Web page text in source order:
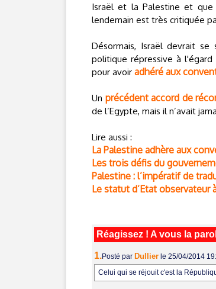
Israël et la Palestine et que
lendemain est très critiquée
Désormais, Israël devrait
politique répressive à l'égard
pour avoir adhéré aux
Un précédent accord de
de l’Egypte, mais il n’avait
Lire aussi :
La Palestine adhère aux
Les trois défis du
Palestine : l’impératif de
Le statut d’Etat observateur
Réagissez ! A vous la
1.Posté par Dullier le 25/04/2014
Celui qui se réjouit c'est la